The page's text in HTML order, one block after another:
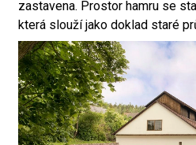
zastavena. Prostor hamru se
která slouží jako doklad staré